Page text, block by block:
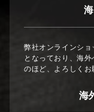
弊社オンラインシ
となっており、海
のほど、よろしくお
海